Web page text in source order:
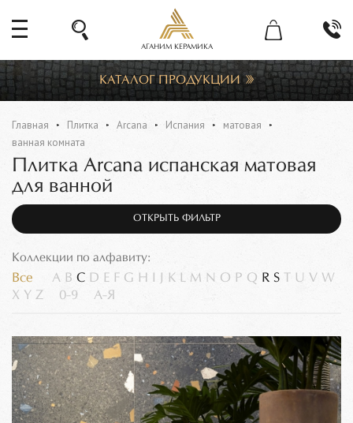
АГАНИМ КЕРАМИКА
КАТАЛОГ ПРОДУКЦИИ
Главная Плитка Arcana Испания
матовая
ванная комната
Плитка Arcana испанская матовая
для ванной
ОТКРЫТЬ ФИЛЬТР
Коллекции по алфавиту:
Все A B C D E F G H K L M N O P Q R S U V W
X Y Z 0-9 А-Я